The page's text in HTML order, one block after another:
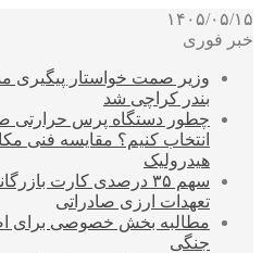
۱۴۰۵/۰۵/۱۵
خبر فوری
وزیر صمت خواستار پیگیری
بندر کراچی شد
چطور دستگاه پرس حرارتی
انتخاب کنیم؟ مقایسه فنی
هیدرولیک
سهم ۳۵ درصدی کارت
تعهدات ارزی صادراتی
مطالبه بخش خصوصی برای
جنگی